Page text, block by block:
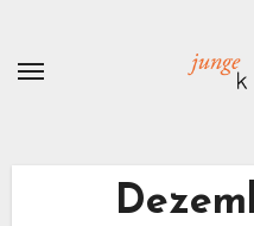
springen